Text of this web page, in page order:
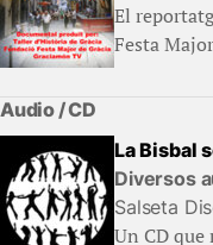
El
Festa
Audio / CD
La Bisbal
Diversos
Salseta
Un CD que